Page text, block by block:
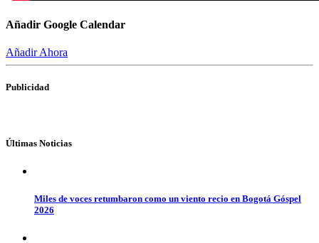
Añadir Google Calendar
Añadir Ahora
Publicidad
Últimas Noticias
Miles de voces retumbaron como un viento recio en Bogotá Góspel
2026